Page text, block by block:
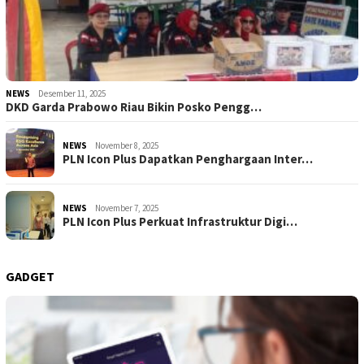
NEWS Desember 11, 2025
DKD Garda Prabowo Riau Bikin Posko Pengg…
NEWS November 8, 2025
PLN Icon Plus Dapatkan Penghargaan Inter…
NEWS November 7, 2025
PLN Icon Plus Perkuat Infrastruktur Digi…
GADGET